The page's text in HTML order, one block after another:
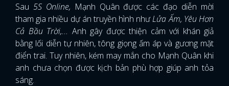
Sau 5S Online, Mạnh Quân được các đạo diễn mời
tham gia nhiều dự án truyền hình nhưLửa Ấm, Yêu Hơn
Cả Bầu Trời,... Anh gây được thiện cảm với khán giả
bằng lối diễn tự nhiên, tông giọng ấm áp và gương mặt
điển trai. Tuy nhiên, kém may mắn cho Mạnh Quân khi
anh chưa chọn được kịch bản phù hợp giúp anh tỏa
sáng.